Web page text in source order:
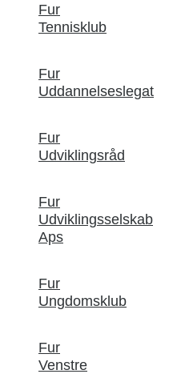
Fur
Tennisklub
Fur
Uddannelseslegat
Fur
Udviklingsråd
Fur
Udviklingsselskab
Aps
Fur
Ungdomsklub
Fur
Venstre